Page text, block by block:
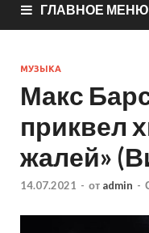
ГЛАВНОЕ МЕНЮ
МУЗЫКА
Макс
приквел
жалей»
14.07.2021 - от admin -